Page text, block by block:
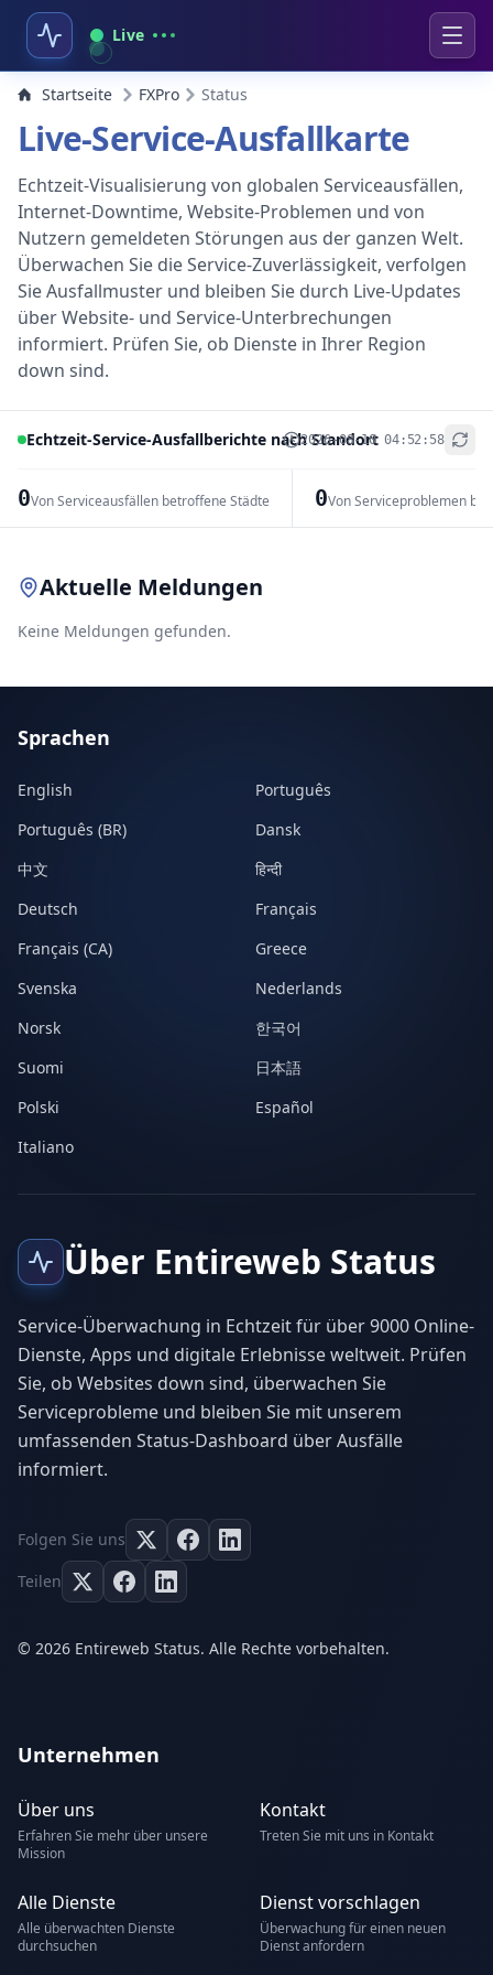
Live
Startseite FXPro Status
Live-Service-Ausfallkarte
Echtzeit-Visualisierung von globalen Serviceausfällen,
Internet-Downtime, Website-Problemen und von
Nutzern gemeldeten Störungen aus der ganzen Welt.
Überwachen Sie die Service-Zuverlässigkeit, verfolgen
Sie Ausfallmuster und bleiben Sie durch Live-Updates
über Website- und Service-Unterbrechungen
informiert. Prüfen Sie, ob Dienste in Ihrer Region
down sind.
Echtzeit-Service-Ausfallberichte nach Standort
2026-08-10 04:52:58
0Von Serviceausfällen betroffene Städte 0Von Serviceproblemen
+
Aktuelle Meldungen
Keine Meldungen gefunden.
Sprachen
English
Português
Português (BR)
Dansk
中文
हिन्दी
Deutsch
Français
Français (CA)
Greece
Svenska
Nederlands
Norsk
한국어
Suomi
日本語
Polski
Español
Italiano
Über Entireweb Status
Service-Überwachung in Echtzeit für über 9000 Online-
Dienste, Apps und digitale Erlebnisse weltweit. Prüfen
Sie, ob Websites down sind, überwachen Sie
Serviceprobleme und bleiben Sie mit unserem
umfassenden Status-Dashboard über Ausfälle
informiert.
Folgen Sie uns
Teilen
© 2026 Entireweb Status. Alle Rechte vorbehalten.
Unternehmen
Über uns
Erfahren Sie mehr über unsere
Mission
Kontakt
Treten Sie mit uns in Kontakt
Alle Dienste
Alle überwachten Dienste
durchsuchen
Dienst vorschlagen
Überwachung für einen neuen
Dienst anfordern